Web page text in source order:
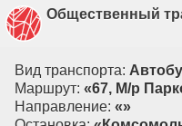
Общественный
Вид транспорта:
Маршрут: «67, М/р
Направление: «»